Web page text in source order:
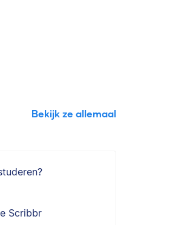
Bekijk ze allemaal
Scribbr